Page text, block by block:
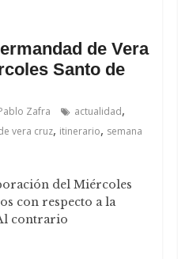
de Vera
Santo de
Zafra actualidad,
vera cruz, itinerario, semana
del Miércoles
con respecto a la
contrario